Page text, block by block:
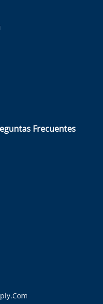
Frecuentes